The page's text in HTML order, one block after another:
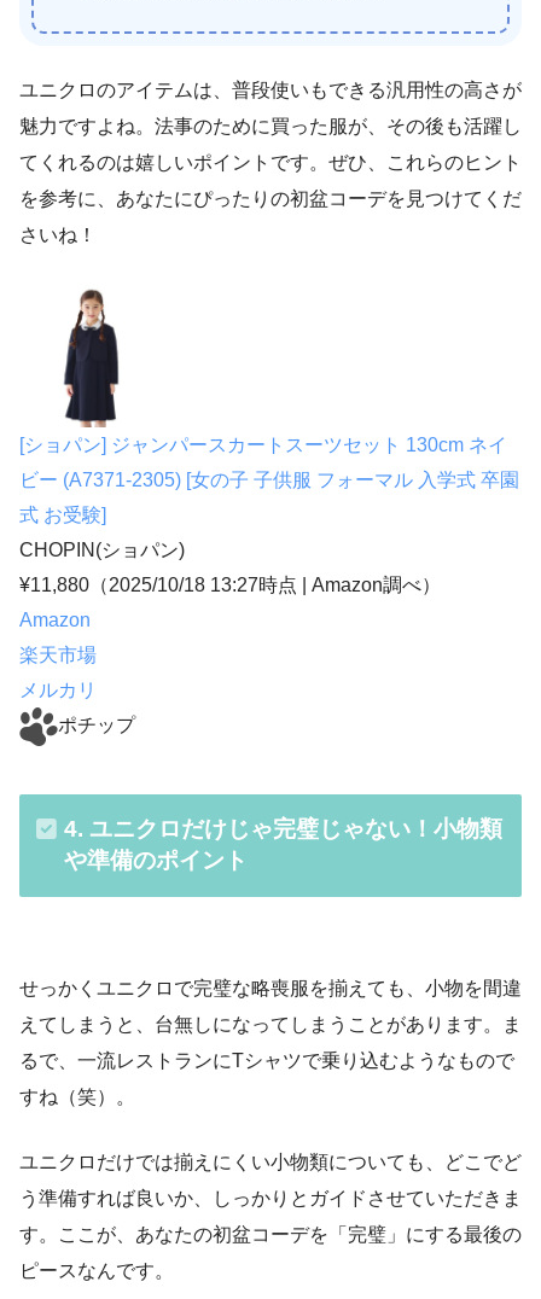
ユニクロのアイテムは、普段使いもできる汎用性の高さが
魅力ですよね。法事のために買った服が、その後も活躍し
てくれるのは嬉しいポイントです。ぜひ、これらのヒント
を参考に、あなたにぴったりの初盆コーデを見つけてくだ
さいね！
[ショパン] ジャンパースカートスーツセット 130cm ネイ
ビー (A7371-2305) [女の子 子供服 フォーマル 入学式 卒園
式 お受験]
CHOPIN(ショパン)
¥11,880 （2025/10/18 13:27時点 | Amazon調べ）
Amazon
楽天市場
メルカリ
ポチップ
4. ユニクロだけじゃ完璧じゃない！小物類
や準備のポイント
せっかくユニクロで完璧な略喪服を揃えても、小物を間違
えてしまうと、台無しになってしまうことがあります。ま
るで、一流レストランにTシャツで乗り込むようなもので
すね（笑）。
ユニクロだけでは揃えにくい小物類についても、どこでど
う準備すれば良いか、しっかりとガイドさせていただきま
す。ここが、あなたの初盆コーデを「完璧」にする最後の
ピースなんです。